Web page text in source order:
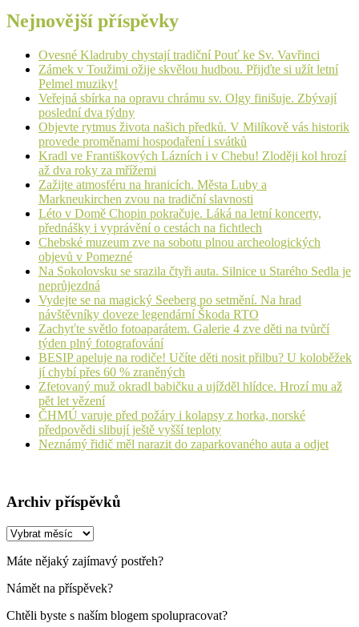
Nejnovější příspěvky
Ovesné Kladruby chystají tradiční Pouť ke Sv. Vavřinci
Zámek v Toužimi ožije skvělou hudbou. Přijďte si užít letní
Pelmel muziky!
Veřejná sbírka na opravu chrámu sv. Olgy finišuje. Zbývají
poslední dva týdny
Objevte rytmus života našich předků. V Milíkově vás historik
provede proměnami hospodaření i svátků
Kradl ve Františkových Lázních i v Chebu! Zloději kol hrozí
až dva roky za mřížemi
Zažijte atmosféru na hranicích. Města Luby a
Markneukirchen zvou na tradiční slavnosti
Léto v Domě Chopin pokračuje. Láká na letní koncerty,
přednášky i vyprávění o cestách na fichtlech
Chebské muzeum zve na sobotu plnou archeologických
objevů v Pomezné
Na Sokolovsku se srazila čtyři auta. Silnice u Starého Sedla je
neprůjezdná
Vydejte se na magický Seeberg po setmění. Na hrad
návštěvníky doveze legendární Škoda RTO
Zachyťte světlo fotoaparátem. Galerie 4 zve děti na tvůrčí
týden plný fotografování
BESIP apeluje na rodiče! Učíte děti nosit přilbu? U koloběžek
jí chybí přes 60 % zraněných
Zfetovaný muž okradl babičku a ujížděl hlídce. Hrozí mu až
pět let vězení
ČHMÚ varuje před požáry i kolapsy z horka, norské
předpovědi slibují ještě vyšší teploty
Neznámý řidič měl narazit do zaparkovaného auta a odjet
Archiv příspěvků
Archiv
Máte nějaký zajímavý postřeh?
Námět na příspěvek?
Chtěli byste s naším blogem spolupracovat?